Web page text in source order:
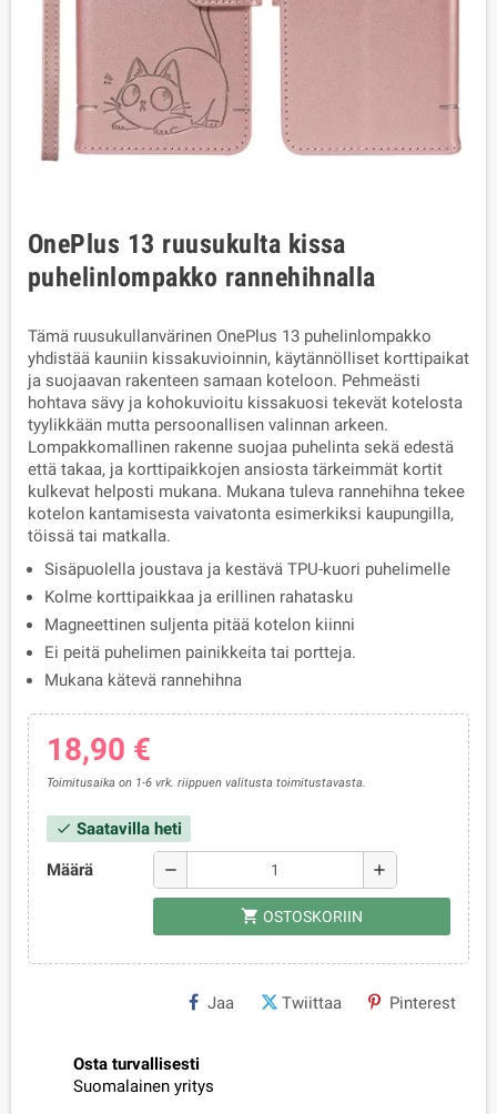
OnePlus 13 ruusukulta kissa
puhelinlompakko rannehihnalla
Tämä ruusukullanvärinen OnePlus 13 puhelinlompakko
yhdistää kauniin kissakuvioinnin, käytännölliset korttipaikat
ja suojaavan rakenteen samaan koteloon. Pehmeästi
hohtava sävy ja kohokuvioitu kissakuosi tekevät kotelosta
tyylikkään mutta persoonallisen valinnan arkeen.
Lompakkomallinen rakenne suojaa puhelinta sekä edestä
että takaa, ja korttipaikkojen ansiosta tärkeimmät kortit
kulkevat helposti mukana. Mukana tuleva rannehihna tekee
kotelon kantamisesta vaivatonta esimerkiksi kaupungilla,
töissä tai matkalla.
Sisäpuolella joustava ja kestävä TPU-kuori puhelimelle
Kolme korttipaikkaa ja erillinen rahatasku
Magneettinen suljenta pitää kotelon kiinni
Ei peitä puhelimen painikkeita tai portteja.
Mukana kätevä rannehihna
18,90 €
Toimitusaika on 1-6 vrk. riippuen valitusta toimitustavasta.
check Saatavilla heti
Määrä remove add
shopping_cart OSTOSKORIIN
Jaa Twiittaa Pinterest
Osta turvallisesti
Suomalainen yritys